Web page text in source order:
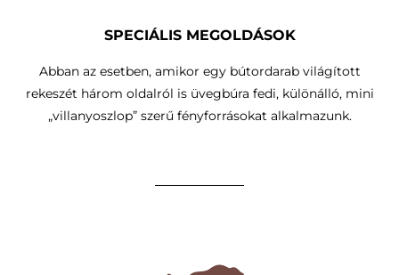
SPECIÁLIS MEGOLDÁSOK
Abban az esetben, amikor egy bútordarab világított
rekeszét három oldalról is üvegbúra fedi, különálló, mini
„villanyoszlop” szerű fényforrásokat alkalmazunk.